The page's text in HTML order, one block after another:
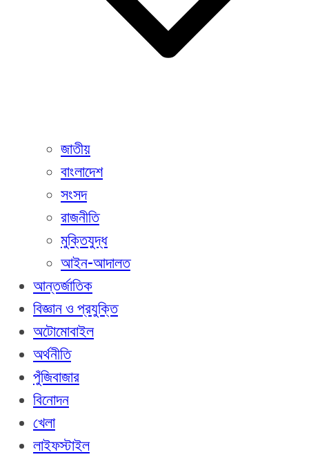
জাতীয়
বাংলাদেশ
সংসদ
রাজনীতি
মুক্তিযুদ্ধ
আইন-আদালত
আন্তর্জাতিক
বিজ্ঞান ও প্রযুক্তি
অটোমোবাইল
অর্থনীতি
পুঁজিবাজার
বিনোদন
খেলা
লাইফস্টাইল